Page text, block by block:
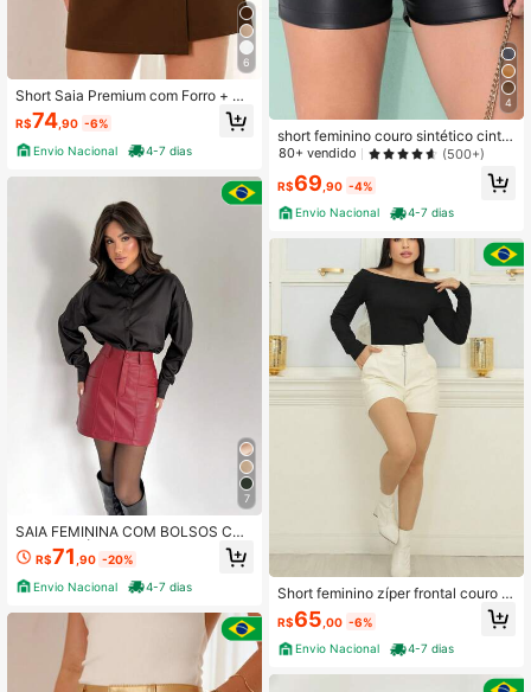
6
Short Saia Premium com Forro + Ci
nto -Modelagem Alfaiataria
R$74 ,90 -6%
Envio Nacional
4-7 dias
7
SAIA FEMININA COM BOLSOS CO
URO SINTÉTICO
R$71 ,90 -20%
Envio Nacional
4-7 dias
4
short feminino couro sintético cintur
a alta
80+ vendido (500+)
R$69 ,90 -4%
Envio Nacional
4-7 dias
Short feminino zíper frontal couro si
ntético cintura alta
R$65 ,00 -6%
Envio Nacional
4-7 dias